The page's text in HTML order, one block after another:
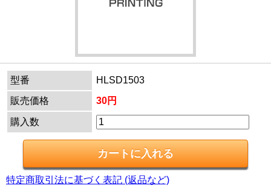
型番
HLSD1503
販売価格
30円
購入数
特定商取引法に基づく表記 (返品など)